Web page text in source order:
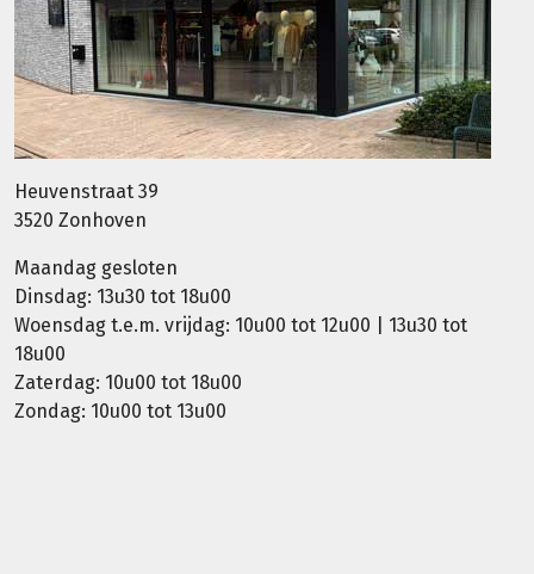
Heuvenstraat 39
3520 Zonhoven
Maandag gesloten
Dinsdag: 13u30 tot 18u00
Woensdag t.e.m. vrijdag: 10u00 tot 12u00 | 13u30 tot
18u00
Zaterdag: 10u00 tot 18u00
Zondag: 10u00 tot 13u00